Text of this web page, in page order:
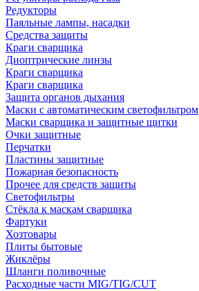
Редукторы
Паяльные лампы, насадки
Средства защиты
Краги сварщика
Диоптрические линзы
Краги сварщика
Краги сварщика
Защита органов дыхания
Маски с автоматическим светофильтром
Маски сварщика и защитные щитки
Очки защитные
Перчатки
Пластины защитные
Пожарная безопасность
Прочее для средств защиты
Светофильтры
Стёкла к маскам сварщика
Фартуки
Хозтовары
Плиты бытовые
Жиклёры
Шланги поливочные
Расходные части MIG/TIG/CUT